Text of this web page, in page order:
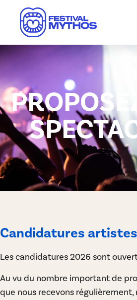
Candidatures artistes
Les candidatures 2026 sont
Au vu du nombre important de
que nous recevons régulièrement,